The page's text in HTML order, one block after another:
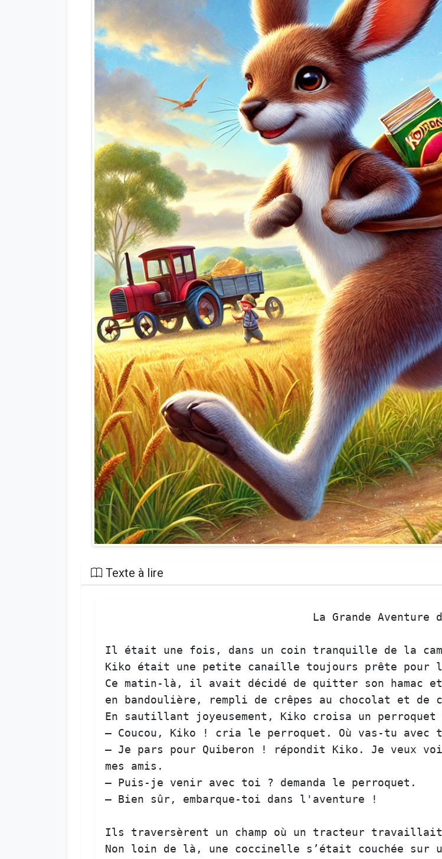
Texte à lire
La Grande Aventure
Il était une fois , dans un coin tranquille de la
Kiko
était une petite canaille toujours prête pour
Ce
matin-là , il avait décidé de quitter son hamac et
en
bandoulière , rempli de crêpes au chocolat et de
En
sautillant joyeusement , Kiko croisa un perroquet
— Coucou , Kiko ! cria le perroquet . Où vas-tu avec
— Je pars pour Quiberon ! répondit Kiko . Je veux
mes
amis .
—
Puis-je venir avec toi ? demanda le perroquet .
—
Bien sûr , embarque-toi dans l'aventure !
Ils traversèrent un champ où un tracteur travaillait
Non
loin de là , une coccinelle s’était couchée sur